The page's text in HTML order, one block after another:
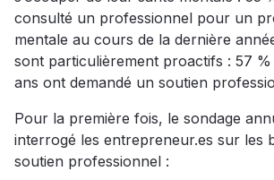
consulté un professionnel pour un
mentale au cours de la dernière
sont particulièrement proactifs : 57 %
ans ont demandé un soutien
Pour la première fois, le sondage
interrogé les entrepreneur.es sur les
soutien professionnel :